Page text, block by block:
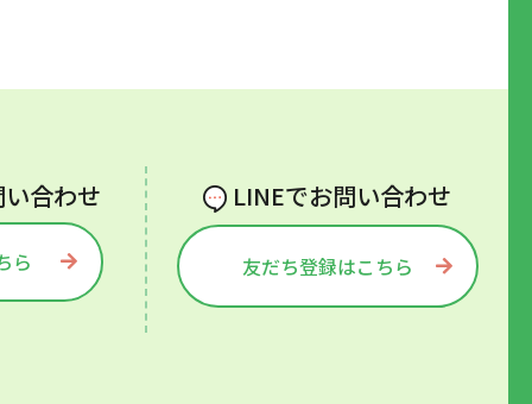
合わせ
ら
LINEでお問い合わせ
友だち登録はこちら